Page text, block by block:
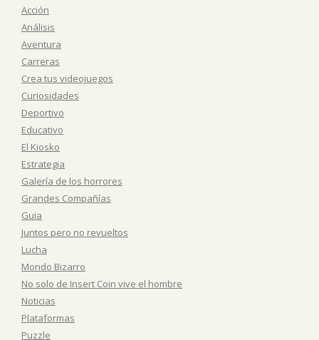
Acción
Análisis
Aventura
Carreras
Crea tus videojuegos
Curiosidades
Deportivo
Educativo
El Kiosko
Estrategia
Galería de los horrores
Grandes Compañías
Guia
Juntos pero no revueltos
Lucha
Mondo Bizarro
No solo de Insert Coin vive el hombre
Noticias
Plataformas
Puzzle